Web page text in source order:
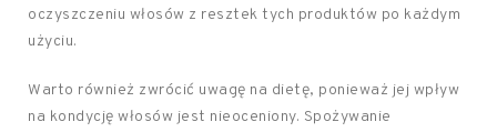
oczyszczeniu włosów z resztek tych produktów po każdym
użyciu.
Warto również zwrócić uwagę na dietę, ponieważ jej wpływ
na kondycję włosów jest nieoceniony. Spożywanie